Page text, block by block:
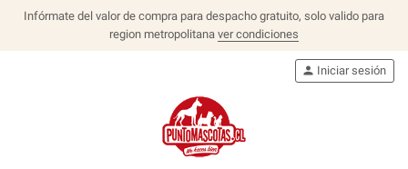
Infórmate del valor de compra para despacho gratuito, solo valido para
region metropolitana ver condiciones
person Iniciar sesión